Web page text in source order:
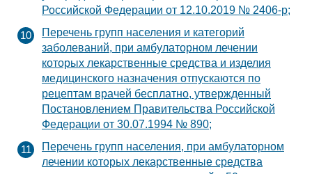
Российской Федерации от 12.10.2019 № 2406-р;
Перечень групп населения и категорий
заболеваний, при амбулаторном лечении
которых лекарственные средства и изделия
медицинского назначения отпускаются по
рецептам врачей бесплатно, утвержденный
Постановлением Правительства Российской
Федерации от 30.07.1994 № 890;
Перечень групп населения, при амбулаторном
лечении которых лекарственные средства